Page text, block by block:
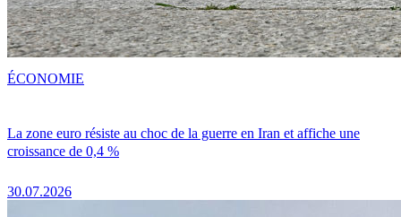
La zone euro résiste au choc de la guerre en Iran et affiche une
croissance de 0,4 %
30.07.2026
ÉCONOMIE